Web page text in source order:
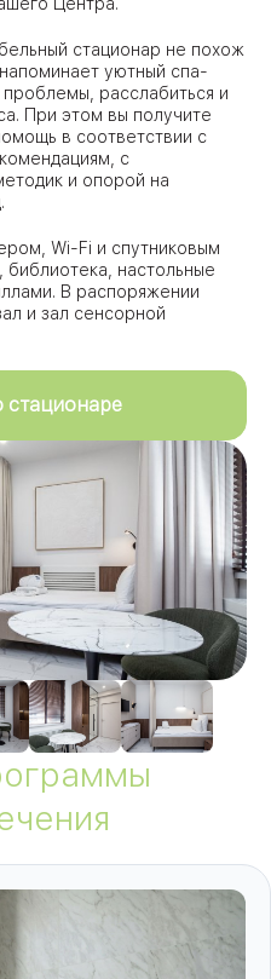
Центра.
стационар не похож
уютный спа-
расслабиться и
При этом вы получите
в соответствии с
с
и опорой на
Wi-Fi и спутниковым
библиотека, настольные
В распоряжении
и зал сенсорной
стационаре